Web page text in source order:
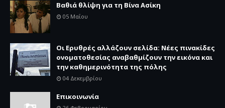
Βαθιά θλίψη για τη Βίνα Ασίκη
05 Μαΐου
Οι Ερυθρές αλλάζουν σελίδα: Νέες πινακίδες
ονοματοθεσίας αναβαθμίζουν την εικόνα και
την καθημερινότητα της πόλης
04 Δεκεμβρίου
Επικοινωνία